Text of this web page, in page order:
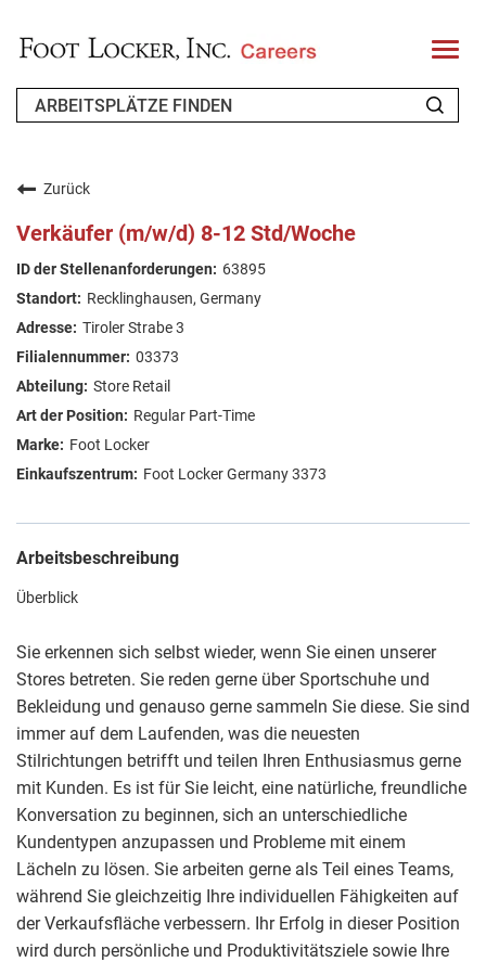
T
o
l
FAQ
ARBEIT SUCHEN
Zurück
Verkäufer (m/w/d) 8-12 Std/Woche
63895
Recklinghausen, Germany
Tiroler Strabe 3
03373
Store Retail
Regular Part-Time
Foot Locker
Foot Locker Germany 3373
Arbeitsbeschreibung
Überblick
Sie erkennen sich selbst wieder, wenn Sie einen unserer
Stores betreten. Sie reden gerne über Sportschuhe und
Bekleidung und genauso gerne sammeln Sie diese. Sie sind
immer auf dem Laufenden, was die neuesten
Stilrichtungen betrifft und teilen Ihren Enthusiasmus gerne
mit Kunden. Es ist für Sie leicht, eine natürliche, freundliche
Konversation zu beginnen, sich an unterschiedliche
Kundentypen anzupassen und Probleme mit einem
Lächeln zu lösen. Sie arbeiten gerne als Teil eines Teams,
während Sie gleichzeitig Ihre individuellen Fähigkeiten auf
der Verkaufsfläche verbessern. Ihr Erfolg in dieser Position
wird durch persönliche und Produktivitätsziele sowie Ihre